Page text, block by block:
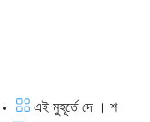
এই মুহূর্তে দে । শ